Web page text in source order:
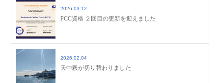
2026.03.12
PCC資格 ２回目の更新を迎えました
2026.02.04
天中殺が切り替わりました